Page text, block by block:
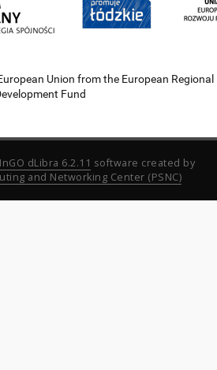
Union from the European Regional
Fund
dLibra 6.2.11 software created by
and Networking Center (PSNC)